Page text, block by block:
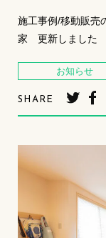
施工事例/移動販売
家 更新しました
お知らせ
SHARE